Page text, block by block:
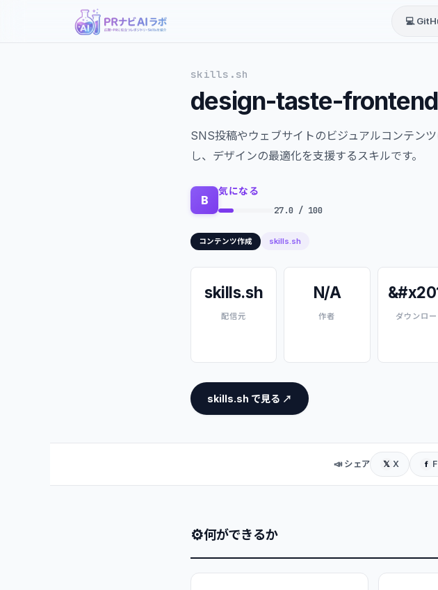
💻
skills.sh
design-taste-
SNS投稿やウェブサイトのビジュアルコンテン
し、デザインの最適化を支援するスキルです。
B
気になる
27.0 / 100
コンテンツ作成 skills.sh
skills.sh
配信元
N/A
作者 ダウンロー
skills.sh で見る ↗
📣 シェア 𝕏 X f
⚙何ができるか